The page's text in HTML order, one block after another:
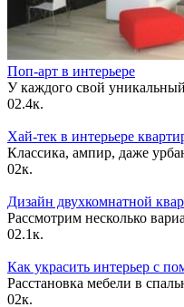
Поп-арт в интерьере
У каждого свой
02.4к.
Хай-тек в интерьере
Классика, ампир, даже
02к.
Дизайн двухкомнатной
Рассмотрим несколько
02.1к.
Как украсить интерьер с
Расстановка мебели в
02к.